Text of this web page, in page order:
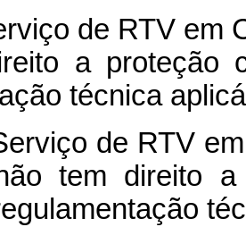
de RTV em
a proteção
técnica
de RTV em
tem direito a